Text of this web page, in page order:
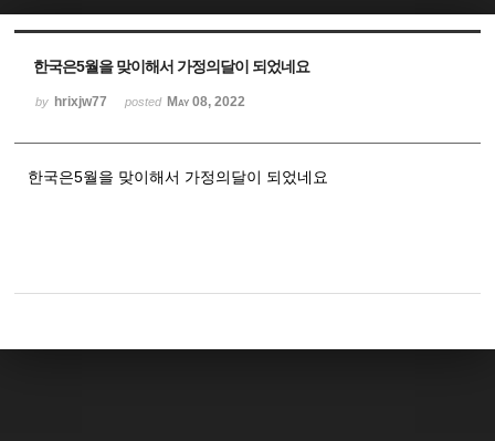
한국은5월을 맞이해서 가정의달이 되었네요
by hrixjw77 posted May 08, 2022
한국은5월을 맞이해서 가정의달이 되었네요
Sketchbook5, 스케치북5